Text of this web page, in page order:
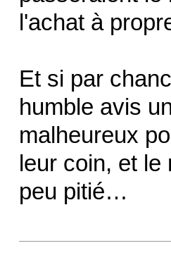
l'achat à
Et si par
humble avis
malheureux
leur coin, et
peu pitié…